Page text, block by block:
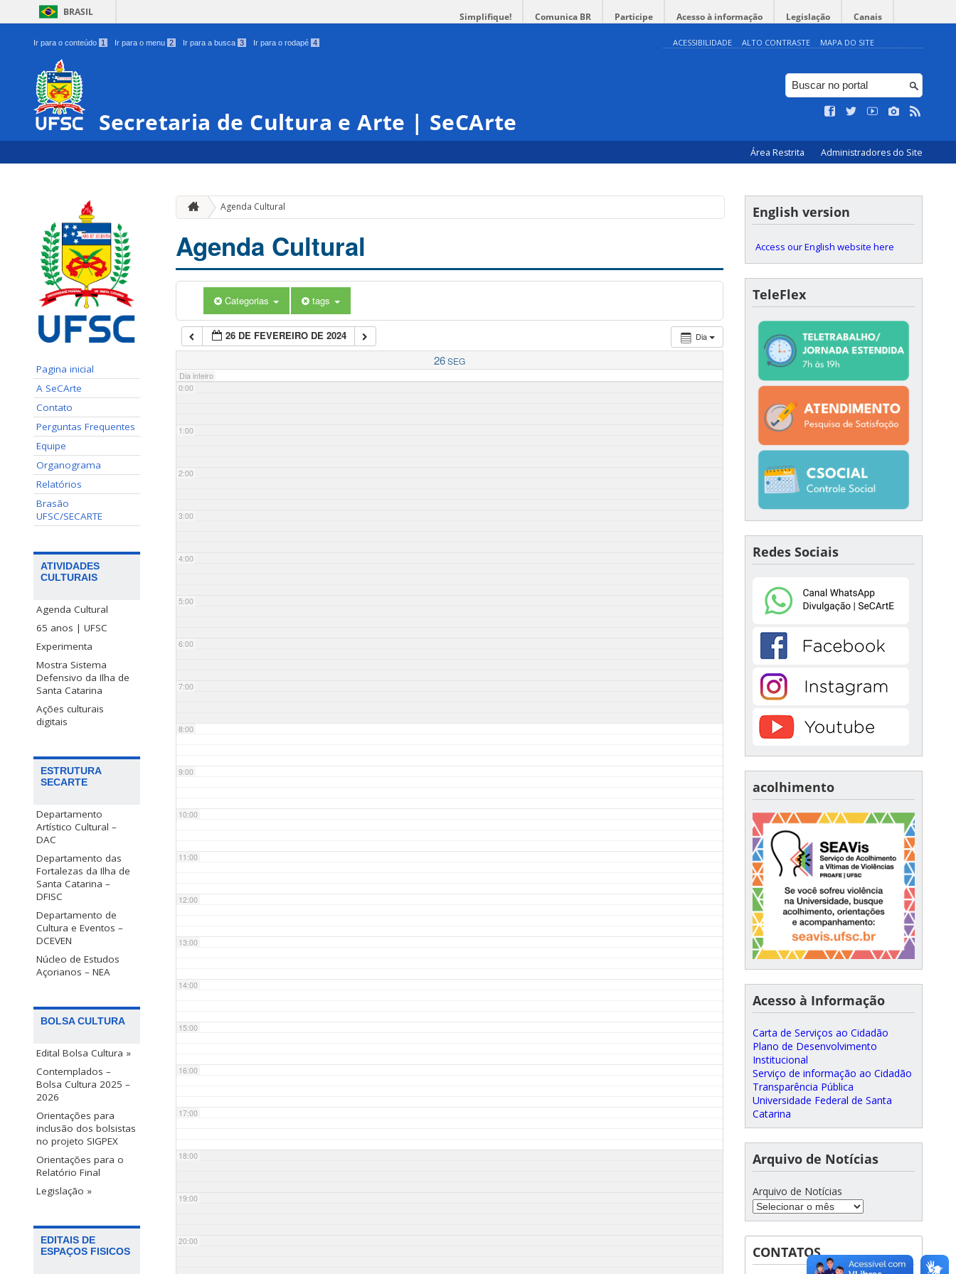
BRASIL Simplifique! Comunica BR Participe Acesso à informação Legislação Canais
Ir para o conteúdo 1 Ir para o menu 2 Ir para a busca 3 Ir para o rodapé 4 ACESSIBILIDADE ALTO CONTRASTE MAPA DO SITE
Secretaria de Cultura e Arte | SeCArte
Área Restrita Administradores do Site
Pagina inicial
A SeCArte
Contato
Perguntas Frequentes
Equipe
Organograma
Relatórios
Brasão
UFSC/SECARTE
ATIVIDADES
CULTURAIS
Agenda Cultural
65 anos | UFSC
Experimenta
Mostra Sistema
Defensivo da Ilha de
Santa Catarina
Ações culturais
digitais
ESTRUTURA
SECARTE
Departamento
Artístico Cultural –
DAC
Departamento das
Fortalezas da Ilha de
Santa Catarina –
DFISC
Departamento de
Cultura e Eventos –
DCEVEN
Núcleo de Estudos
Açorianos – NEA
BOLSA CULTURA
Edital Bolsa Cultura »
Contemplados –
Bolsa Cultura 2025 –
2026
Orientações para
inclusão dos bolsistas
no projeto SIGPEX
Orientações para o
Relatório Final
Legislação »
EDITAIS DE
ESPAÇOS FISICOS
Agenda Cultural
Agenda Cultural
Categorias tags
Dia
26 DE FEVEREIRO DE 2024
26SEG
Dia inteiro
0:00
1:00
2:00
3:00
4:00
5:00
6:00
7:00
8:00
9:00
10:00
11:00
12:00
13:00
14:00
15:00
16:00
17:00
18:00
19:00
20:00
English version
Access our English website here
TeleFlex
Redes Sociais
acolhimento
Acesso à Informação
Carta de Serviços ao Cidadão
Plano de Desenvolvimento
Institucional
Serviço de informação ao Cidadão
Transparência Pública
Universidade Federal de Santa
Catarina
Arquivo de Notícias
Arquivo de Notícias
CONTATOS